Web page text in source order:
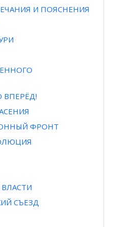
И ПОЯСНЕНИЯ
ВПЕРЁД!
ФРОНТ
ВЛАСТИ
СЪЕЗД